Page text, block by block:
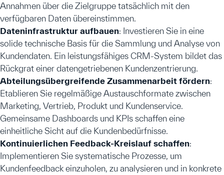
Annahmen über die Zielgruppe tatsächlich mit den
verfügbaren Daten übereinstimmen.
Dateninfrastruktur aufbauen: Investieren Sie in eine
solide technische Basis für die Sammlung und Analyse von
Kundendaten. Ein leistungsfähiges CRM-System bildet das
Rückgrat einer datengetriebenen Kundenzentrierung.
Abteilungsübergreifende Zusammenarbeit fördern:
Etablieren Sie regelmäßige Austauschformate zwischen
Marketing, Vertrieb, Produkt und Kundenservice.
Gemeinsame Dashboards und KPIs schaffen eine
einheitliche Sicht auf die Kundenbedürfnisse.
Kontinuierlichen Feedback-Kreislauf schaffen:
Implementieren Sie systematische Prozesse, um
Kundenfeedback einzuholen, zu analysieren und in konkrete